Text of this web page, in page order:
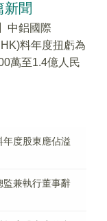
新聞
中鋁國際
料年度扭虧為
萬至1.4億人民
年度股東應佔溢
監兼執行董事辭